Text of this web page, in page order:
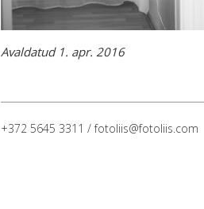
Avaldatud 1. apr. 2016
+372 5645 3311 / fotoliis@fotoliis.com